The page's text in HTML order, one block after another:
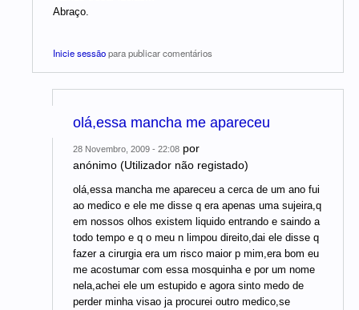
Abraço.
Inicie sessãopara publicar comentários
olá,essa mancha me apareceu
28 Novembro, 2009 - 22:08 por
anónimo (Utilizador não registado)
olá,essa mancha me apareceu a cerca de um ano fui
ao medico e ele me disse q era apenas uma sujeira,q
em nossos olhos existem liquido entrando e saindo a
todo tempo e q o meu n limpou direito,dai ele disse q
fazer a cirurgia era um risco maior p mim,era bom eu
me acostumar com essa mosquinha e por um nome
nela,achei ele um estupido e agora sinto medo de
perder minha visao ja procurei outro medico,se